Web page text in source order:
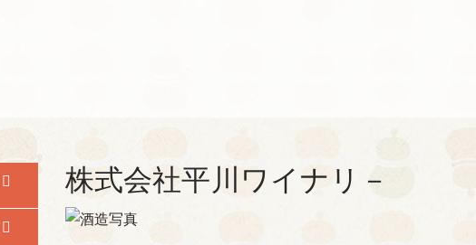
株式会社平川ワイナリ－